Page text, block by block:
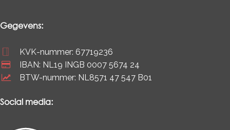
Gegevens:
KVK-nummer: 67719236
IBAN: NL19 INGB 0007 5674 24
BTW-nummer: NL8571 47 547 B01
Social media: